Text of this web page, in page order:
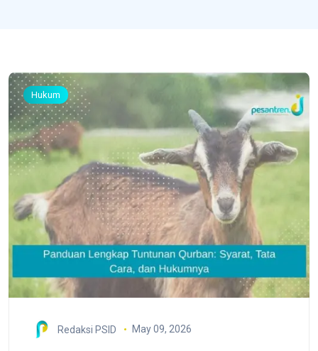
Hukum
Redaksi PSID May 09, 2026